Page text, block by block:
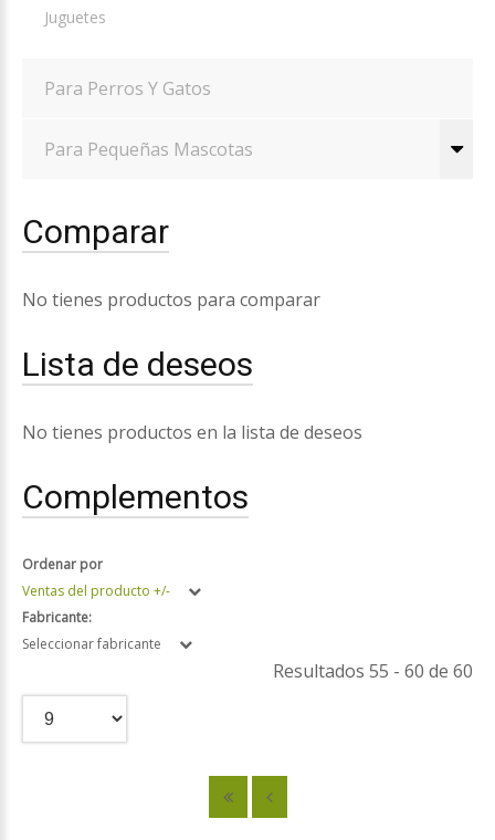
Juguetes
Para Perros Y Gatos
Para Pequeñas Mascotas
Comparar
No tienes productos para comparar
Lista de deseos
No tienes productos en la lista de deseos
Complementos
Ordenar por
Ventas del producto +/-
Fabricante:
Seleccionar fabricante
Resultados 55 - 60 de 60